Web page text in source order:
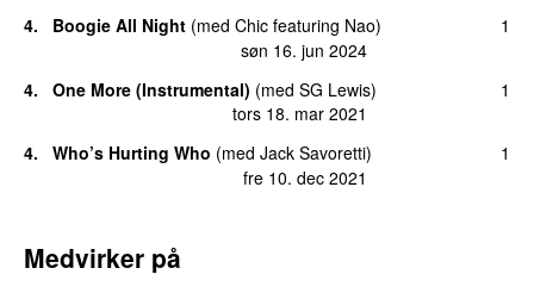
4. Boogie All Night (med Chic featuring Nao)
søn 16. jun 2024
1
4. One More (Instrumental) (med SG Lewis)
tors 18. mar 2021
1
4. Who’s Hurting Who (med Jack Savoretti)
fre 10. dec 2021
1
Medvirker på